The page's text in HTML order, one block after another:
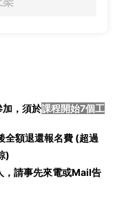
加，須於課程開始7個工
額退還報名費 (超過
)
，請事先來電或Mail告